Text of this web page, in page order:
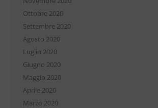
Ottobre 2020
Settembre 2020
Agosto 2020
Luglio 2020
Giugno 2020
Maggio 2020
Aprile 2020
Marzo 2020